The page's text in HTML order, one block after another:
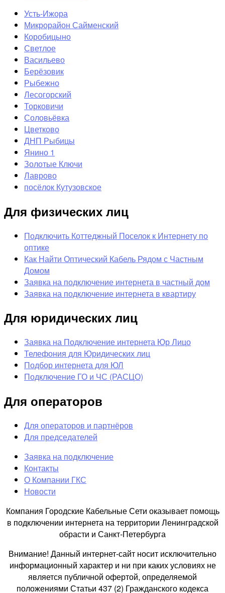
Усть-Ижора
Микрорайон Сайменский
Коробицыно
Светлое
Васильево
Берёзовик
Рыбежно
Лесогорский
Торковичи
Соловьёвка
Цветково
ДНП Рыбицы
Янино 1
Золотые Ключи
Лаврово
посёлок Кутузовское
Для физических лиц
Подключить Коттеджный Поселок к Интернету по
оптике
Как Найти Оптический Кабель Рядом с Частным
Домом
Заявка на подключение интернета в частный дом
Заявка на подключение интернета в квартиру
Для юридических лиц
Заявка на Подключение интернета Юр Лицо
Телефония для Юридических лиц
Подбор интернета для ЮЛ
Подключение ГО и ЧС (РАСЦО)
Для операторов
Для операторов и партнёров
Для председателей
Заявка на подключение
Контакты
О Компании ГКС
Новости
Компания Городские Кабельные Сети оказывает помощь
в подключении интернета на территории Ленинградской
обрасти и Санкт-Петербурга
Внимание! Данный интернет-сайт носит исключительно
информационный характер и ни при каких условиях не
является публичной офертой, определяемой
положениями Статьи 437 (2) Гражданского кодекса